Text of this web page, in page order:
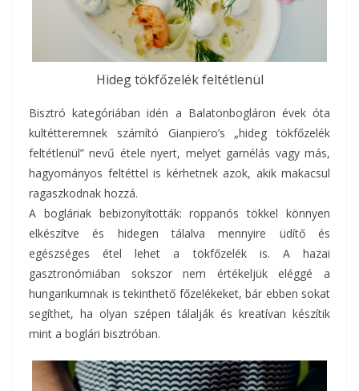
Hideg tökfőzelék feltétlenül
Bisztró kategóriában idén a Balatonbogláron évek óta
kultétteremnek számító Gianpiero’s „hideg tökfőzelék
feltétlenül” nevű étele nyert, melyet garnélás vagy más,
hagyományos feltéttel is kérhetnek azok, akik makacsul
ragaszkodnak hozzá.
A bogláriak bebizonyították: roppanós tökkel könnyen
elkészítve és hidegen tálalva mennyire üdítő és
egészséges étel lehet a tökfőzelék is. A hazai
gasztronómiában sokszor nem értékeljük eléggé a
hungarikumnak is tekinthető főzelékeket, bár ebben sokat
segíthet, ha olyan szépen tálalják és kreatívan készítik
mint a boglári bisztróban.